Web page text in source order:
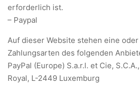
erforderlich ist.
– Paypal
Auf dieser Website stehen eine
Zahlungsarten des folgenden
PayPal (Europe) S.a.r.l. et Cie,
Royal, L-2449 Luxemburg